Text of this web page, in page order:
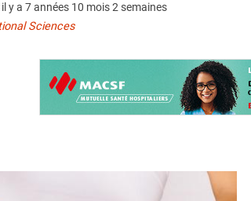
y a 7 années 10 mois 2 semaines
Sciences